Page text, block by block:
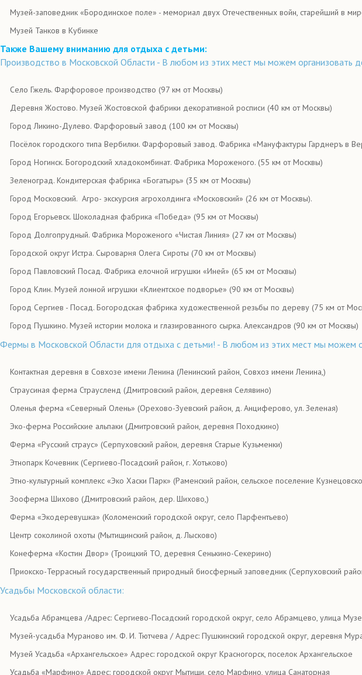
Музей-заповедник «Бородинское поле» - мемориал двух Отечественных войн, старейший в
Музей Танков в Кубинке
Также Вашему вниманию для отдыха с детьми:
Производство в Московской Области - В любом из этих мест мы можем организовать
Село Гжель. Фарфоровое производство (97 км от Москвы)
Деревня Жостово. Музей Жостовской фабрики декоративной росписи (40 км от Москвы)
Город Ликино-Дулево. Фарфоровый завод (100 км от Москвы)
Посёлок городского типа Вербилки. Фарфоровый завод. Фабрика «Мануфактуры Гарднеръ в
Город Ногинск. Богородский хладокомбинат. Фабрика Мороженого. (55 км от Москвы)
Зеленоград. Кондитерская фабрика «Богатырь» (35 км от Москвы)
Город Московский. Агро- экскурсия агрохолдинга «Московский» (26 км от Москвы).
Город Егорьевск. Шоколадная фабрика «Победа» (95 км от Москвы)
Город Долгопрудный. Фабрика Мороженого «Чистая Линия» (27 км от Москвы)
Городской округ Истра. Сыроварня Олега Сироты (70 км от Москвы)
Город Павловский Посад. Фабрика елочной игрушки «Иней» (65 км от Москвы)
Город Клин. Музей лонной игрушки «Клиентское подворье» (90 км от Москвы)
Город Сергиев - Посад. Богородская фабрика художественной резьбы по дереву (75 км от
Город Пушкино. Музей истории молока и глазированного сырка. Александров (90 км от Москвы)
Фермы в Московской Области для отдыха с детьми! - В любом из этих мест мы можем
Контактная деревня в Совхозе имени Ленина (Ленинский район, Совхоз имени Ленина,)
Страусиная ферма Страусленд (Дмитровский район, деревня Селявино)
Оленья ферма «Северный Олень» (Орехово-Зуевский район, д. Анциферово, ул. Зеленая)
Эко-ферма Российские альпаки (Дмитровский район, деревня Походкино)
Ферма «Русский страус» (Серпуховский район, деревня Старые Кузьменки)
Этнопарк Кочевник (Сергиево-Посадский район, г. Хотьково)
Этно-культурный комплекс «Эко Хаски Парк» (Раменский район, сельское поселение
Зооферма Шихово (Дмитровский район, дер. Шихово,)
Ферма «Экодеревушка» (Коломенский городской округ, село Парфентьево)
Центр соколиной охоты (Мытищинский район, д. Лысково)
Конеферма «Костин Двор» (Троицкий ТО, деревня Сенькино-Секерино)
Приокско-Террасный государственный природный биосферный заповедник (Серпуховский
Усадьбы Московской области:
Усадьба Абрамцева /Адрес: Сергиево-Посадский городской округ, cело Абрамцево, улица
Музей-усадьба Мураново им. Ф. И. Тютчева / Адрес: Пушкинский городской округ, деревня
Музей Усадьба «Архангельское» Адрес: городской округ Красногорск, поселок Архангельское
Усадьба «Марфино» Адрес: городской округ Мытищи, село Марфино, улица Санаторная